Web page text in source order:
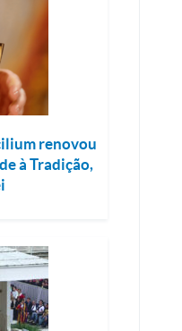
renovou
à Tradição,